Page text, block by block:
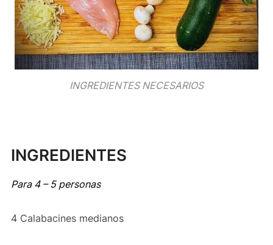
INGREDIENTES NECESARIOS
INGREDIENTES
Para 4 – 5 personas
4 Calabacines medianos